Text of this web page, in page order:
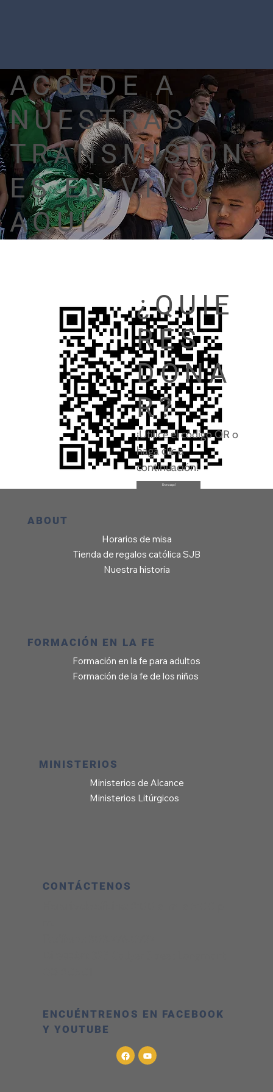
ACCEDE A
NUESTRAS
TRANSMISION
ES EN VIVO
AQUÍ
¿QUIE
RES
DONA
R?
¡Utilice el código QR o
haga clic a
continuación!
Dona aquí
ABOUT
Horarios de misa
Tienda de regalos católica SJB
Nuestra historia
FORMACIÓN EN LA FE
Formación en la fe para adultos
Formación de la fe de los niños
MINISTERIOS
Ministerios de Alcance
Ministerios Litúrgicos
CONTÁCTENOS
ENCUÉNTRENOS EN FACEBOOK
Y YOUTUBE